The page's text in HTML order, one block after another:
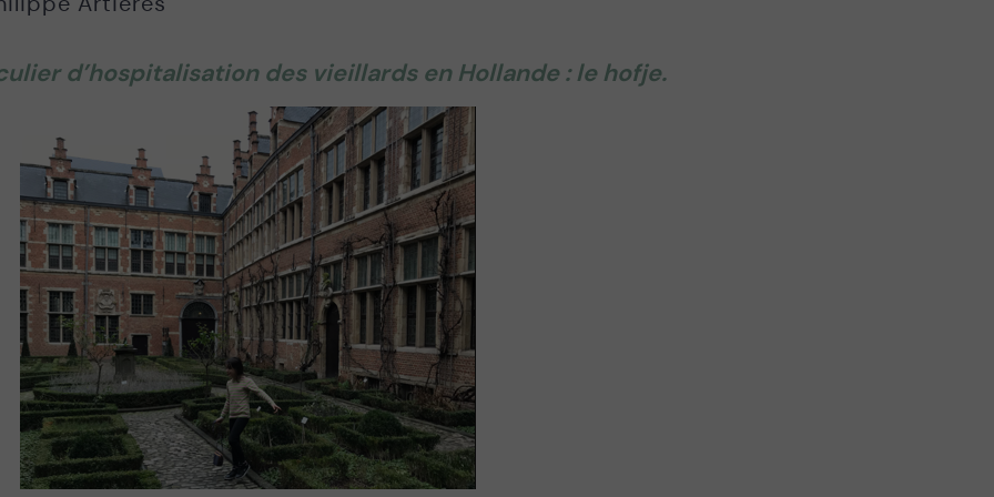
d’hospitalisation des vieillards en Hollande : le hofje.